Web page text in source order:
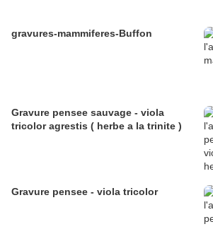
gravures-mammiferes-Buffon
Gravure pensee sauvage - viola
tricolor agrestis ( herbe a la trinite )
Gravure pensee - viola tricolor